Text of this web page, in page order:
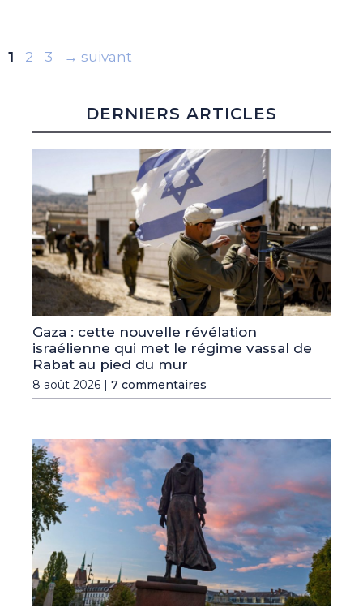
Page
1 Page
2 Page
3 → suivant
DERNIERS ARTICLES
Gaza : cette nouvelle révélation
israélienne qui met le régime vassal de
Rabat au pied du mur
8 août 2026 | 7 commentaires